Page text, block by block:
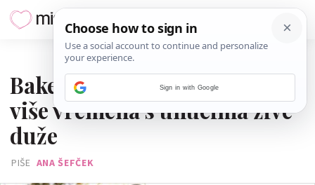
Bake i djedovi koji provode
više vremena s unucima žive
duže
PIŠE ANA ŠEFČEK
Sign in with Google